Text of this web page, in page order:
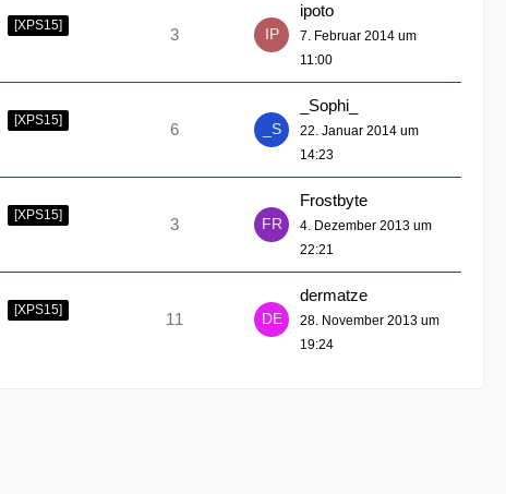
[XPS15]
3
ipoto
7. Februar 2014 um
11:00
[XPS15]
6
_Sophi_
22. Januar 2014 um
14:23
[XPS15]
3
Frostbyte
4. Dezember 2013 um
22:21
[XPS15]
11
dermatze
28. November 2013 um
19:24